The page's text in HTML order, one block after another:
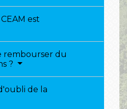
est
rembourser du
?
de la